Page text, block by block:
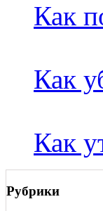
Как
Как
Как
Рубрики